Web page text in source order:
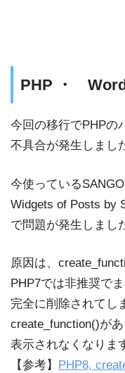
PHP ・
今回の移行でPHPの
不具合が発生しまし
今使っている
Widgets of Posts by
で問題が発生しまし
原因は、
PHP7では非推奨で
完全に削除されてし
create_function()が
表示されなくなりま
【参考】
PHP8,